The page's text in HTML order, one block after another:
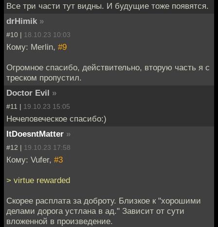
Все три части тут видны. И будущие тоже появятся.
drHimik »
#10 | 18.10.23 10:03
Кому: Merlin, #9
Огромное спасибо, действительно, вторую часть я с
треском пропустил.
Doctor Evil »
#11 | 19.10.23 15:05
Нечеловеческое спасибо:)
ItDoesntMatter »
#12 | 19.10.23 17:58
Кому: Vufer, #3
> virtue rewarded
Скорее расплата за доброту. Близкое к "хорошими
делами дорога устлана в ад." Зависит от сути
вложенной в произведение.